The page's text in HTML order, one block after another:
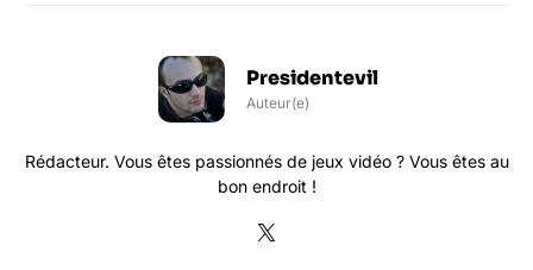
Presidentevil
Auteur(e)
Rédacteur. Vous êtes passionnés de jeux vidéo ? Vous êtes au
bon endroit !